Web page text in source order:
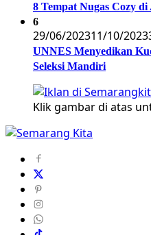
8 Tempat Nugas Cozy
6
29/06/202311/10/2023
UNNES Menyedikan
Seleksi Mandiri
Klik gambar di atas